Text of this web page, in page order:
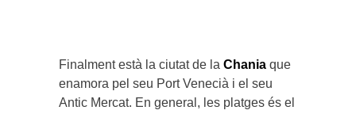
Finalment està la ciutat de la Chania que
enamora pel seu Port Venecià i el seu
Antic Mercat. En general, les platges és el